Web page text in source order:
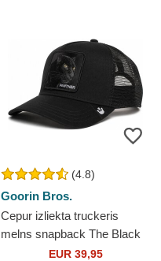
(4.8)
Goorin Bros.
Cepur izliekta truckeris
melns snapback The Black
Panther Core Combo The
EUR 39,95